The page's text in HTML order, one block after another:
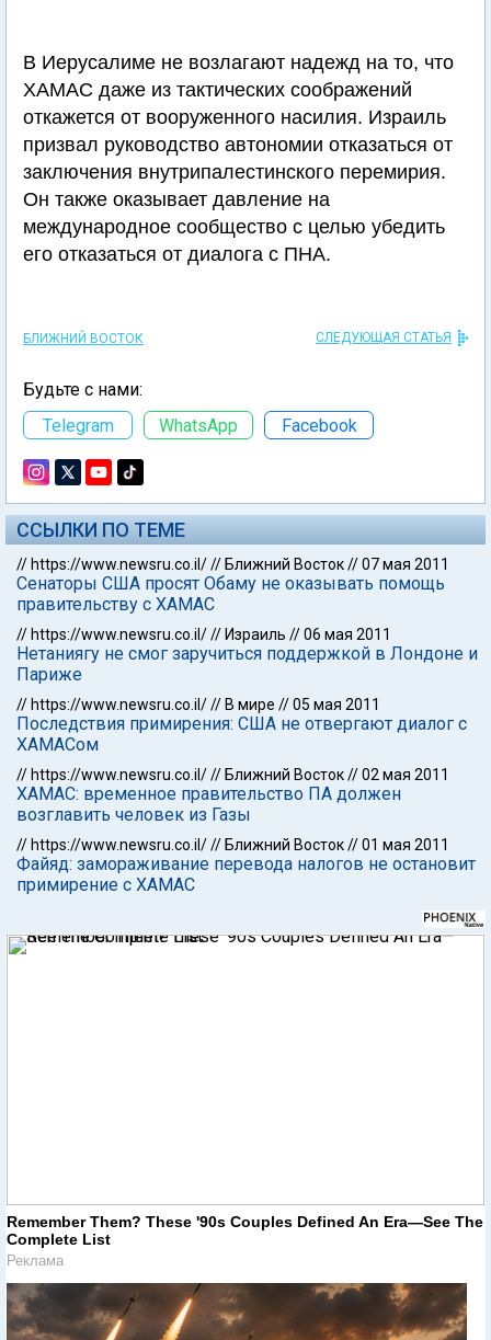
В Иерусалиме не возлагают надежд на то, что
ХАМАС даже из тактических соображений
откажется от вооруженного насилия. Израиль
призвал руководство автономии отказаться от
заключения внутрипалестинского перемирия.
Он также оказывает давление на
международное сообщество с целью убедить
его отказаться от диалога с ПНА.
БЛИЖНИЙ ВОСТОК СЛЕДУЮЩАЯ СТАТЬЯ
Будьте с нами:
Telegram
WhatsApp Facebook
ССЫЛКИ ПО ТЕМЕ
// https://www.newsru.co.il/// Ближний Восток//07 мая 2011
Сенаторы США просят Обаму не оказывать помощь
правительству с ХАМАС
// https://www.newsru.co.il/// Израиль //06 мая 2011
Нетаниягу не смог заручиться поддержкой в Лондоне и
Париже
// https://www.newsru.co.il/// В мире //05 мая 2011
Последствия примирения: США не отвергают диалог с
ХАМАСом
// https://www.newsru.co.il/// Ближний Восток//02 мая 2011
ХАМАС: временное правительство ПА должен
возглавить человек из Газы
// https://www.newsru.co.il/// Ближний Восток//01 мая 2011
Файяд: замораживание перевода налогов не остановит
примирение с ХАМАС
Remember Them? These '90s Couples Defined An Era—See The
Complete List
Реклама